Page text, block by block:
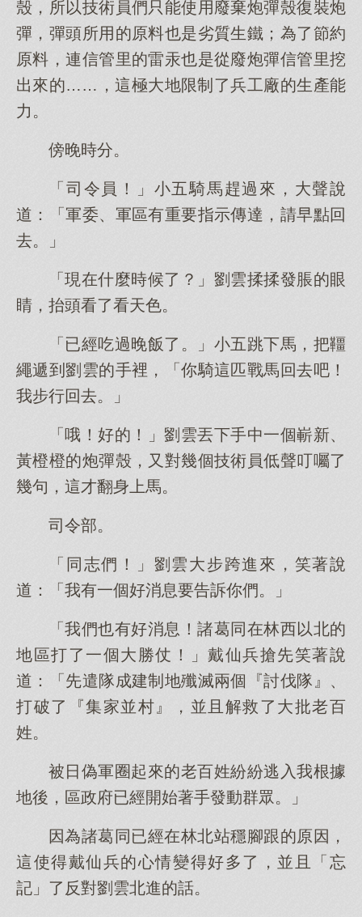
殼，所以技術員們只能使用廢棄炮彈殼復裝炮
彈，彈頭所用的原料也是劣質生鐵；為了節約
原料，連信管里的雷汞也是從廢炮彈信管里挖
出來的……，這極大地限制了兵工廠的生產能
力。
傍晚時分。
「司令員！」小五騎馬趕過來，大聲說
道：「軍委、軍區有重要指示傳達，請早點回
去。」
「現在什麼時候了？」劉雲揉揉發脹的眼
睛，抬頭看了看天色。
「已經吃過晚飯了。」小五跳下馬，把韁
繩遞到劉雲的手裡，「你騎這匹戰馬回去吧！
我步行回去。」
「哦！好的！」劉雲丟下手中一個嶄新、
黃橙橙的炮彈殼，又對幾個技術員低聲叮囑了
幾句，這才翻身上馬。
司令部。
「同志們！」劉雲大步跨進來，笑著說
道：「我有一個好消息要告訴你們。」
「我們也有好消息！諸葛同在林西以北的
地區打了一個大勝仗！」戴仙兵搶先笑著說
道：「先遣隊成建制地殲滅兩個『討伐隊』、
打破了『集家並村』，並且解救了大批老百
姓。
被日偽軍圈起來的老百姓紛紛逃入我根據
地後，區政府已經開始著手發動群眾。」
因為諸葛同已經在林北站穩腳跟的原因，
這使得戴仙兵的心情變得好多了，並且「忘
記」了反對劉雲北進的話。